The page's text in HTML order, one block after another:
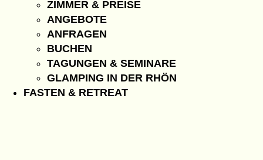
ZIMMER & PREISE
ANGEBOTE
ANFRAGEN
BUCHEN
TAGUNGEN & SEMINARE
GLAMPING IN DER RHÖN
FASTEN & RETREAT